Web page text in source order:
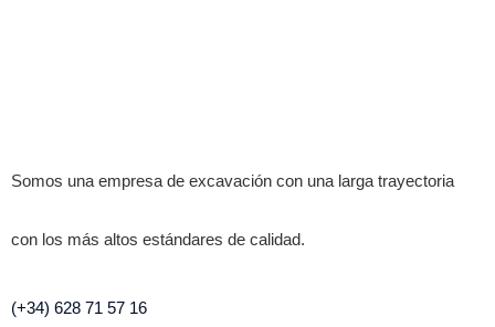
Somos una empresa de excavación con una larga trayectoria
con los más altos estándares de calidad.
(+34) 628 71 57 16